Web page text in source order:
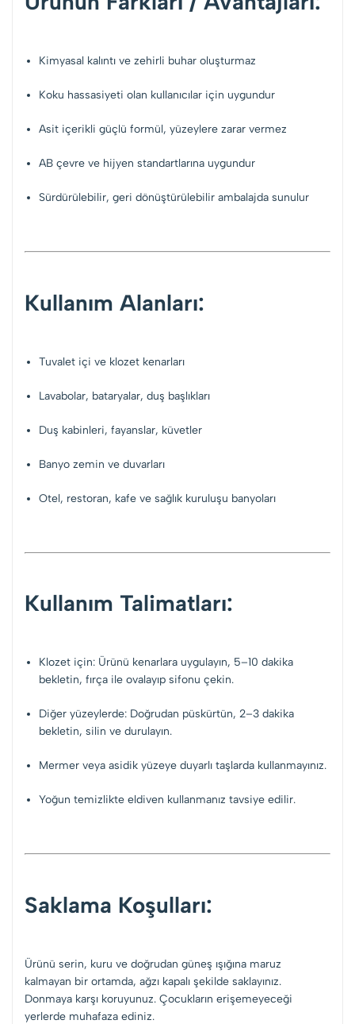
Kimyasal kalıntı ve zehirli buhar oluşturmaz
Koku hassasiyeti olan kullanıcılar için uygundur
Asit içerikli güçlü formül, yüzeylere zarar vermez
AB çevre ve hijyen standartlarına uygundur
Sürdürülebilir, geri dönüştürülebilir ambalajda sunulur
Kullanım Alanları:
Tuvalet içi ve klozet kenarları
Lavabolar, bataryalar, duş başlıkları
Duş kabinleri, fayanslar, küvetler
Banyo zemin ve duvarları
Otel, restoran, kafe ve sağlık kuruluşu banyoları
Kullanım Talimatları:
Klozet için: Ürünü kenarlara uygulayın, 5–10 dakika
bekletin, fırça ile ovalayıp sifonu çekin.
Diğer yüzeylerde: Doğrudan püskürtün, 2–3 dakika
bekletin, silin ve durulayın.
Mermer veya asidik yüzeye duyarlı taşlarda kullanmayınız.
Yoğun temizlikte eldiven kullanmanız tavsiye edilir.
Saklama Koşulları:
Ürünü serin, kuru ve doğrudan güneş ışığına maruz
kalmayan bir ortamda, ağzı kapalı şekilde saklayınız.
Donmaya karşı koruyunuz. Çocukların erişemeyeceği
yerlerde muhafaza ediniz.